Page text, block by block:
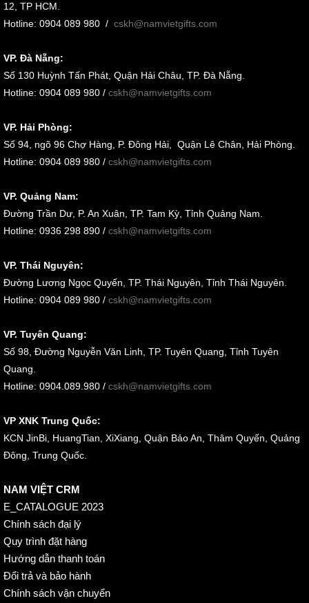
12, TP HCM.
Hotline: 0904 089 980 / cskh@namvietgifts.com
VP. Đà Nẵng:
Số 130 Huỳnh Tấn Phát, Quận Hải Châu, TP. Đà Nẵng
Hotline: 0904 089 980 / cskh@namvietgifts.com
VP. Hải Phòng:
Số 94, ngõ 96 Chợ Hàng, P. Đông Hải, Quận Lê Chân, Hải Phòng
Hotline: 0904 089 980 / cskh@namvietgifts.com
VP. Quảng Nam:
Đường Trần Dư, P. An Xuân, TP. Tam Kỳ, Tỉnh Quảng Nam
Hotline: 0936 298 890 / cskh@namvietgifts.com
VP. Thái Nguyên:
Đường Lương Ngọc Quyến, TP. Thái Nguyên, Tỉnh Thái Nguyên.
Hotline: 0904 089 980 / cskh@namvietgifts.com
VP. Tuyên Quang:
Số 98, Đường Nguyễn Văn Linh, TP. Tuyên Quang, Tỉnh Tuyên
Quang.
Hotline: 0904.089.980 / cskh@namvietgifts.com
VP XNK Trung Quốc:
KCN JinBi, HuangTian, XiXiang, Quận Bảo An, Thâm Quyến, Quảng
Đông, Trung Quốc.
NAM VIỆT CRM
E_CATALOGUE 2023
Chính sách đại lý
Quy trình đặt hàng
Hướng dẫn thanh toán
Đổi trả và bảo hành
Chính sách vận chuyển